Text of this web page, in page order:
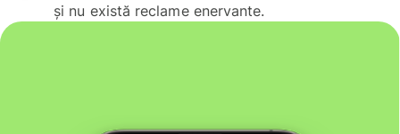
și nu există reclame enervante.